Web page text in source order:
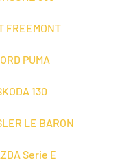
PUMA
130
LE BARON
Serie E